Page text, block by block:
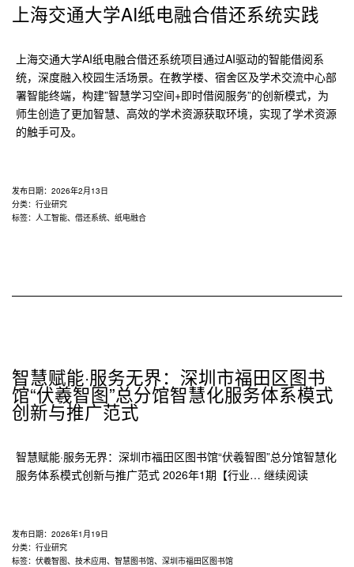
上海交通大学AI纸电融合借还系统实践
上海交通大学AI纸电融合借还系统项目通过AI驱动的智能借阅系
统，深度融入校园生活场景。在教学楼、宿舍区及学术交流中心部
署智能终端，构建”智慧学习空间+即时借阅服务”的创新模式，为
师生创造了更加智慧、高效的学术资源获取环境，实现了学术资源
的触手可及。
发布日期： 2026年2月13日
分类： 行业研究
标签： 人工智能、 借还系统、 纸电融合
智慧赋能·服务无界：深圳市福田区图书
馆“伏羲智图”总分馆智慧化服务体系模式
创新与推广范式
智慧赋能·服务无界：深圳市福田区图书馆“伏羲智图”总分馆智慧化
服务体系模式创新与推广范式 2026年1期【行业… 继续阅读智
发布日期： 2026年1月19日
分类： 行业研究
标签： 伏羲智图、 技术应用、 智慧图书馆、 深圳市福田区图书馆